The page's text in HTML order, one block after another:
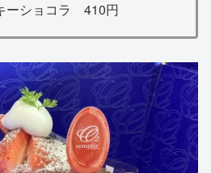
ーショコラ 410円